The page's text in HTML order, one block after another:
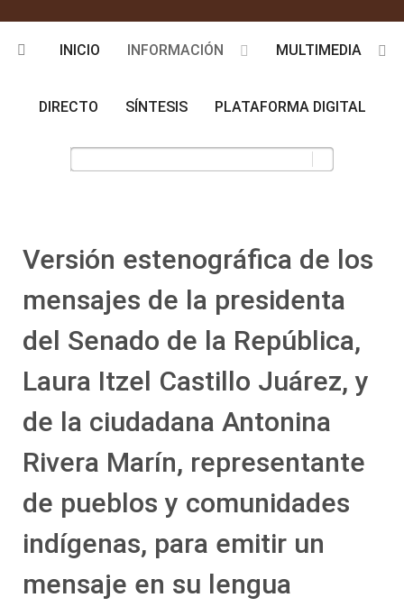
INICIO INFORMACIÓN MULTIMEDIA
DIRECTO SÍNTESIS PLATAFORMA DIGITAL
Versión estenográfica de los
mensajes de la presidenta
del Senado de la República,
Laura Itzel Castillo Juárez, y
de la ciudadana Antonina
Rivera Marín, representante
de pueblos y comunidades
indígenas, para emitir un
mensaje en su lengua